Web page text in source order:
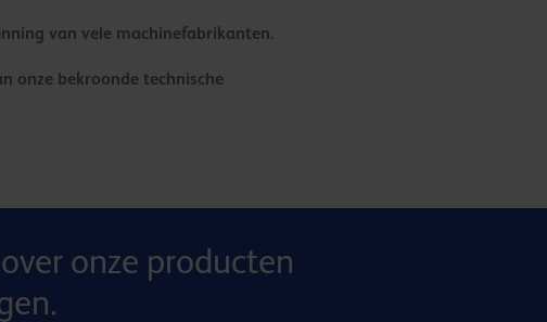
van vele machinefabrikanten.
onze bekroonde technische
onze producten